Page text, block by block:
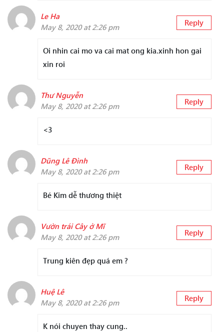
Le Ha
May 8, 2020 at 2:26 pm
Reply
Oi nhin cai mo va cai mat ong kia.xinh hon gai
xin roi
Thư Nguyễn
May 8, 2020 at 2:26 pm
Reply
<3
Dũng Lê Đình
May 8, 2020 at 2:26 pm
Reply
Bé Kim dễ thương thiệt
Vườn trái Cây ở Mĩ
May 8, 2020 at 2:26 pm
Reply
Trung kiên đẹp quá em ?
Huệ Lê
May 8, 2020 at 2:26 pm
Reply
K nói chuyen thay cung..